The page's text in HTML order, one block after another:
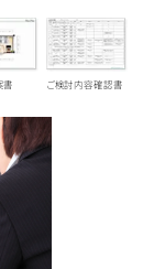
書 ご検討内容確認書